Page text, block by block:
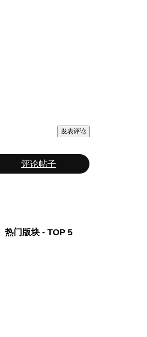
发表评论
评论帖子
热门版块 - TOP 5